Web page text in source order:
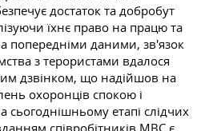
достаток та добробут
їхнє право на працю та
попередніми даними, зв'язок
з терористами вдалося
дзвінком, що надійшов на
охоронців спокою і
сьогоднішньому етапі слідчих
співробітників МВС є